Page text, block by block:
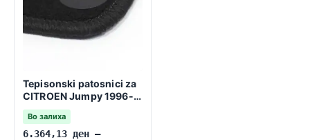
Tepisonski patosnici za
CITROEN Jumpy 1996-
2006 8 Sedišta
Во залиха
6.364,13 ден –